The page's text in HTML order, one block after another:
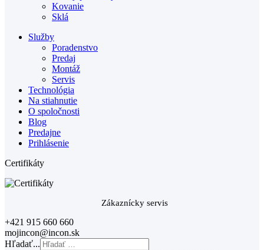
Kovanie
Sklá
Služby
Poradenstvo
Predaj
Montáž
Servis
Technológia
Na stiahnutie
O spoločnosti
Blog
Predajne
Prihlásenie
Certifikáty
Zákaznícky servis
+421 915 660 660
mojincon@incon.sk
Hľadať...